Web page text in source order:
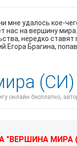
мне удалось кое-
нас на вершину
нередко ставят
Егора Брагина,
(СИ)
онлайн бесплатно,
"ВЕРШИНА